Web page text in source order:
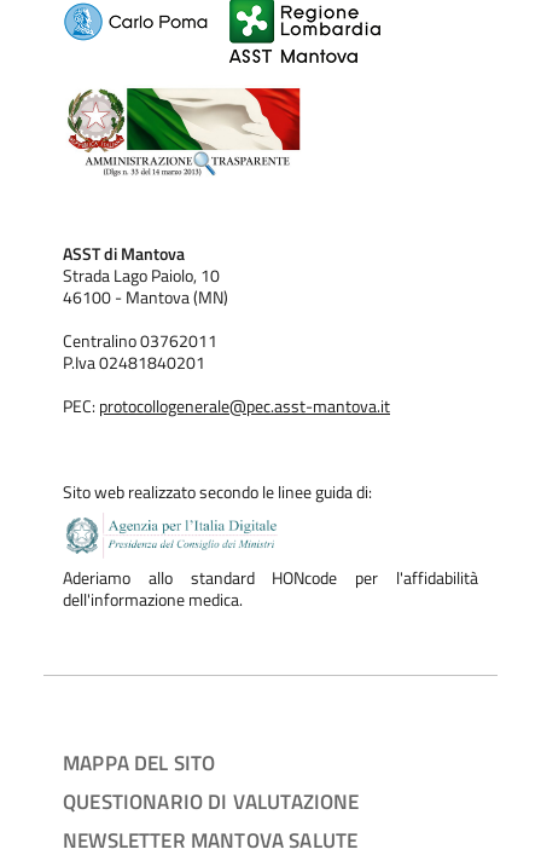
ASST di Mantova
Strada Lago Paiolo, 10
46100 - Mantova (MN)
Centralino 03762011
P.Iva 02481840201
PEC: protocollogenerale@pec.asst-mantova.it
Sito web realizzato secondo le linee guida di:
Aderiamo allo standard HONcode per l'affidabilità
dell'informazione medica.
MAPPA DEL SITO
QUESTIONARIO DI VALUTAZIONE
NEWSLETTER MANTOVA SALUTE